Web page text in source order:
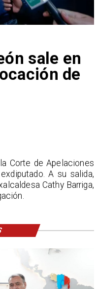
sale en
de
Corte de Apelaciones
A su salida,
Cathy Barriga,